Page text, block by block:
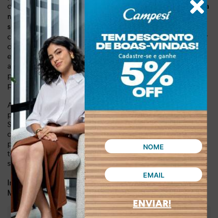
ENVIAR!
durabilidade e leveza a cada passo. O fechamento de fivela
na tira do calcanhar
proporciona ajuste perfeito e
segurança, enquanto o design inteligente abraça seus pés
com suavidade. Sinta-se confiante e poderosa em qualquer
ocasião, seja em um compromisso de trabalho ou um
encontro com amigos. Esta sandália não é apenas um
acessório, é um investimento em seu estilo de vida,
proporcionando a você a liberdade de expressar sua
personalidade com classe.
Aproveite agora e adicione um toque de sofisticação e
praticidade ao seu guarda-roupa com a Sandália Dakota de
Salto Bloco Caramelo. Eleve seu estilo e descubra o prazer
de caminhar com conforto e elegância incomparáveis. Não
perca a chance de ter um calçado que te acompanha em
todas as suas jornadas, garantindo um visual impecável e a
sensação de estar sempre bem-vestida.
Indicado para: Dia a dia, lazer
Material:Sintético